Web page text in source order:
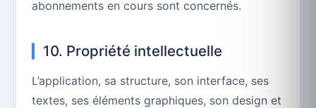
abonnements en cours sont concernés.
10. Propriété intellectuelle
L’application, sa structure, son interface, ses
textes, ses éléments graphiques, son design et